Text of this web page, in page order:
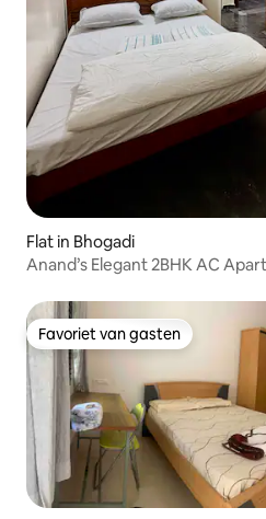
Flat in Bhogadi
Anand’s Elegant 2BHK AC
Favoriet van gasten
Favoriet van gasten